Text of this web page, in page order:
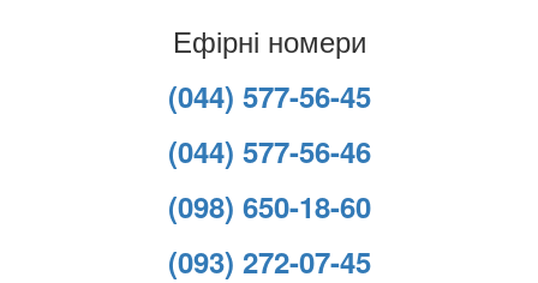
Ефірні номери
(044) 577-56-45
(044) 577-56-46
(098) 650-18-60
(093) 272-07-45